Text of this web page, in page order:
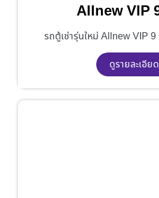
Allnew VIP
รถตู้เช่ารุ่นใหม่ Allnew VIP
ดูรายละเอียด